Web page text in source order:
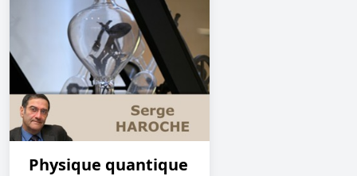
Physique quantique